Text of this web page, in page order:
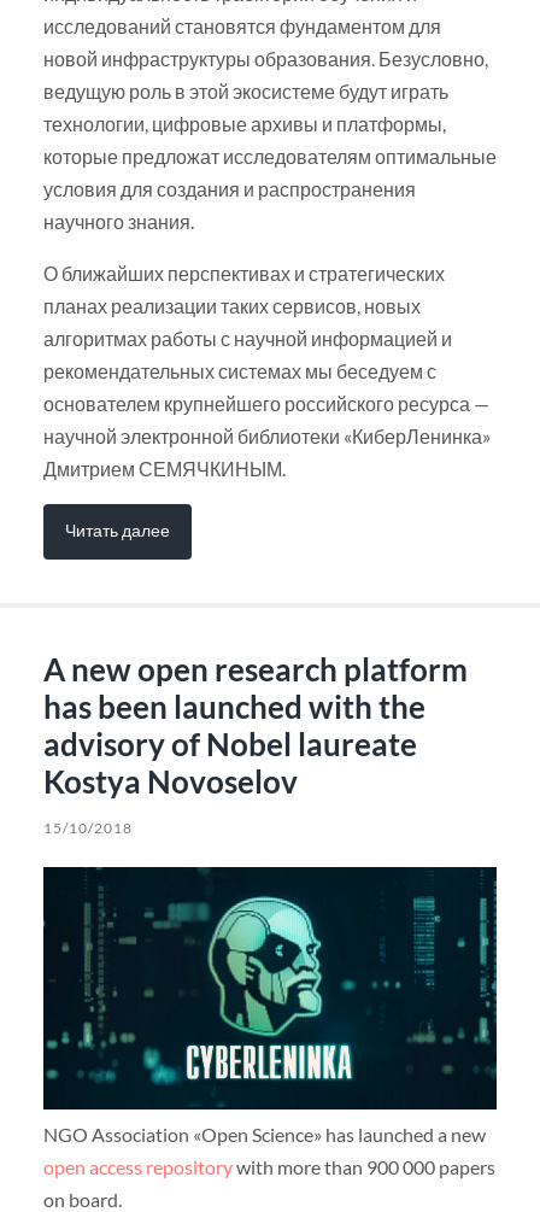
исследований становятся фундаментом для
новой инфраструктуры образования. Безусловно,
ведущую роль в этой экосистеме будут играть
технологии, цифровые архивы и платформы,
которые предложат исследователям оптимальные
условия для создания и распространения
научного знания.
О ближайших перспективах и стратегических
планах реализации таких сервисов, новых
алгоритмах работы с научной информацией и
рекомендательных системах мы беседуем с
основателем крупнейшего российского ресурса —
научной электронной библиотеки «КиберЛенинка»
Дмитрием СЕМЯЧКИНЫМ.
Читать далее
A new open research platform
has been launched with the
advisory of Nobel laureate
Kostya Novoselov
15/10/2018
NGO Association «Open Science» has launched a new
open access repositorywith more than 900 000 papers
on board.